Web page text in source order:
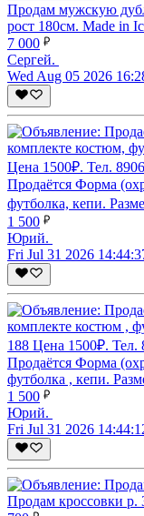
Продам мужскую
рост 180см. Made in
7 000
Сергей.
Wed Aug 05 2026
Продаётся Форма
футболка, кепи.
1 500
Юрий.
Fri Jul 31 2026
Продаётся Форма
футболка , кепи.
1 500
Юрий.
Fri Jul 31 2026
Продам кроссовки р.